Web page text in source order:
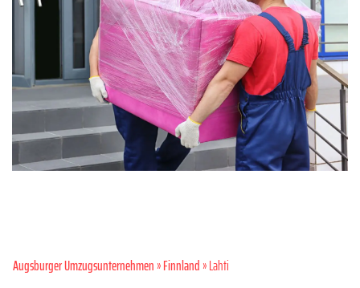
Augsburger Umzugsunternehmen»Finnland» Lahti